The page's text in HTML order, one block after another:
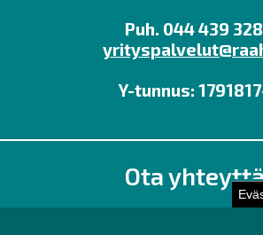
Puh. 044 439
Y-tunnus:
Ota
Toimisto